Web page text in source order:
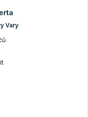
Vary